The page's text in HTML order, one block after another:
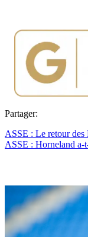
Partager:
ASSE : Le retour des
ASSE : Horneland a-